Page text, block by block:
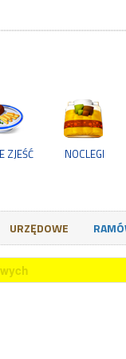
ZJEŚĆ NOCLEGI
URZĘDOWE